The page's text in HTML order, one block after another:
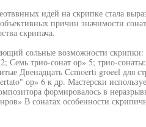
идей на скрипке стала
причин значимости
скрипача.
сольные возможности скрипки:
Семь трио-сонат ор» 5; трио-
Двенадцать Ccmoerti groeel для
ор» 6 к др. Мастерски
формировалось в
В сонатах особенности